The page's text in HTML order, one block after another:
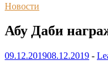
Новости
Абу Даби
09.12.201908.12.2019 -